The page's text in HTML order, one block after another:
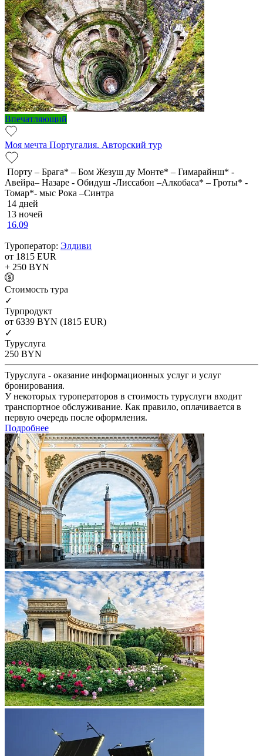
Впечатляющий
Моя мечта Португалия. Авторский тур
Порту – Брага* – Бом Жезуш ду Монте* – Гимарайнш* -
Авейра– Назаре - Обидуш -Лиссабон –Алкобаса* – Гроты* -
Томар*- мыс Рока –Синтра
14 дней
13 ночей
16.09
Туроператор: Элдиви
от 1815 EUR
+ 250 BYN
Cтоимость тура
✓
Турпродукт
от 6339 BYN (1815 EUR)
✓
Туруслуга
250 BYN
Туруслуга - оказание информационных услуг и услуг
бронирования.
У некоторых туроператоров в стоимость туруслуги входит
транспортное обслуживание. Как правило, оплачивается в
первую очередь после оформления.
Подробнее